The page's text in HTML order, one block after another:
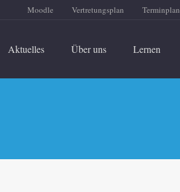
Moodle Vertretungsplan Terminplan
Aktuelles Über uns Lernen